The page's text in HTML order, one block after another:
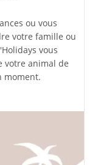
ou vous
votre famille ou
vous
votre animal de
moment.